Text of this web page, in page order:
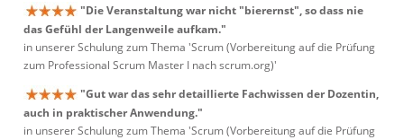
"Die Veranstaltung war nicht "bierernst", so dass nie
das Gefühl der Langenweile aufkam."
in unserer Schulung zum Thema 'Scrum (Vorbereitung auf die Prüfung
zum Professional Scrum Master I nach scrum.org)'
"Gut war das sehr detaillierte Fachwissen der Dozentin,
auch in praktischer Anwendung."
in unserer Schulung zum Thema 'Scrum (Vorbereitung auf die Prüfung